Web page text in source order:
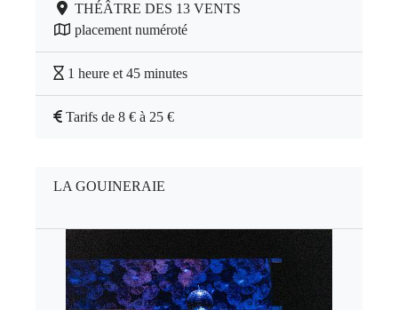
THÉÂTRE DES 13 VENTS
placement numéroté
1 heure et 45 minutes
Tarifs de 8 € à 25 €
LA GOUINERAIE